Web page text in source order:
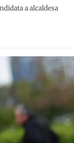
a alcaldesa